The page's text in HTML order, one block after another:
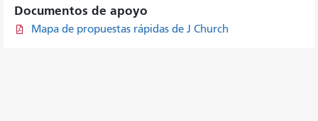
Documentos de apoyo
Mapa de propuestas rápidas de J Church